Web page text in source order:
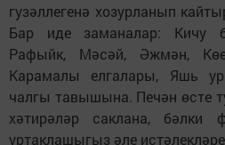
гузәллегенә хозурланып
Бар иде заманалар: Кичу
Рафыйк, Мәсәй, Әжмән,
Карамалы елгалары, Яшь
чалгы тавышына. Печән өсте
хәтирәләр саклана, бәлки
уртаклашыгыз әле